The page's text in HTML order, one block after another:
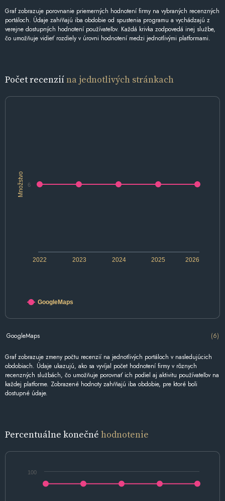
Graf zobrazuje porovnanie priemerných hodnotení firmy na vybraných recenzných
portáloch. Údaje zahŕňajú iba obdobie od spustenia programu a vychádzajú z
verejne dostupných hodnotení používateľov. Každá krivka zodpovedá inej službe,
čo umožňuje vidieť rozdiely v úrovni hodnotení medzi jednotlivými platformami.
Počet recenziína jednotlivých stránkach
Množstvo
2022 2024 2026
2023 2025
6
GoogleMaps
GoogleMaps (6)
Graf zobrazuje zmeny počtu recenzií na jednotlivých portáloch v nasledujúcich
obdobiach. Údaje ukazujú, ako sa vyvíjal počet hodnotení firmy v rôznych
recenzných službách, čo umožňuje porovnať ich podiel aj aktivitu používateľov na
každej platforme. Zobrazené hodnoty zahŕňajú iba obdobie, pre ktoré boli
dostupné údaje.
Percentuálne konečné hodnotenie
100